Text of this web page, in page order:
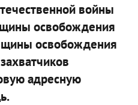
войны
освобождения
освобождения
адресную